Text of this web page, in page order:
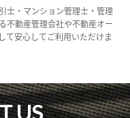
士・マンション管理士・管理
不動産管理会社や不動産オー
て安心してご利用いただけま
US